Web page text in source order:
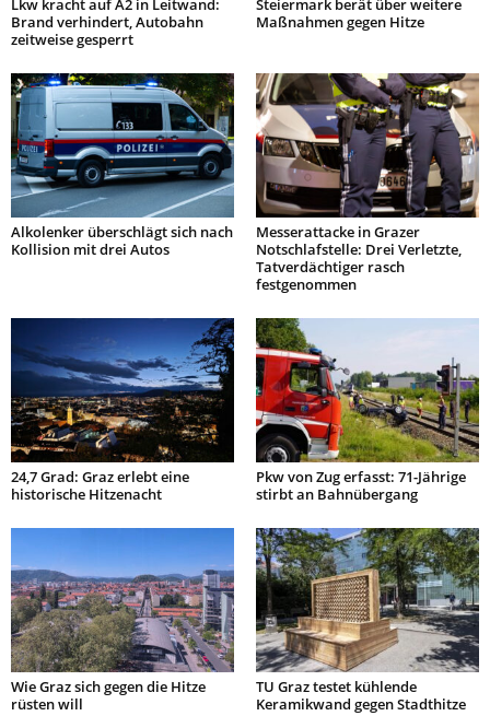
Lkw kracht auf A2 in Leitwand:
Brand verhindert, Autobahn
zeitweise gesperrt
Steiermark berät über weitere
Maßnahmen gegen Hitze
Alkolenker überschlägt sich nach
Kollision mit drei Autos
Messerattacke in Grazer
Notschlafstelle: Drei Verletzte,
Tatverdächtiger rasch
festgenommen
24,7 Grad: Graz erlebt eine
historische Hitzenacht
Pkw von Zug erfasst: 71-Jährige
stirbt an Bahnübergang
Wie Graz sich gegen die Hitze
rüsten will
TU Graz testet kühlende
Keramikwand gegen Stadthitze